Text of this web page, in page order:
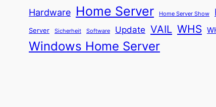
Hardware Home Server Home Server Show
Server Sicherheit Software Update VAIL WHS
Windows Home Server